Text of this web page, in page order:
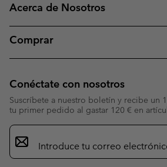
Acerca de Nosotros
Comprar
Conéctate con nosotros
Suscríbete a nuestro boletín y recibe un
tu primer pedido al gastar 120 € en
Suscripción
de
correo